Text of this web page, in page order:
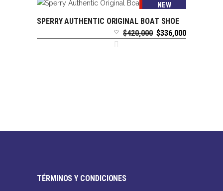
SALE
NEW
SELECCIONAR OPCIONES
SPERRY AUTHENTIC ORIGINAL BOAT SHOE
$420,000 El
$336,000El
TÉRMINOS Y CONDICIONES